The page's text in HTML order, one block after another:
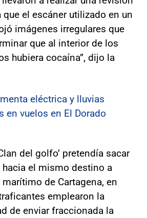
que el escáner utilizado en un
imágenes irregulares que
que al interior de los
hubiera cocaína”, dijo la
eléctrica y lluvias
en vuelos en El Dorado
del golfo’ pretendía sacar
el mismo destino a
de Cartagena, en
emplearon la
de enviar fraccionada la